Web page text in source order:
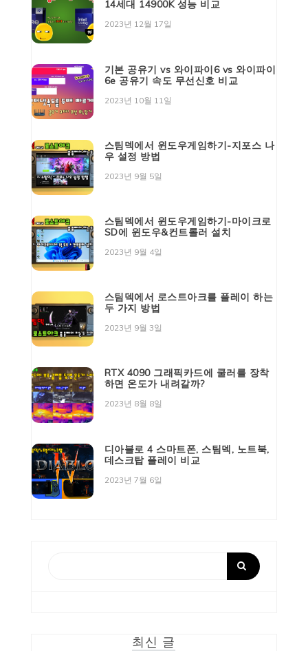
14세대 14900K 성능 비교
2023년 12월 17일
기본 공유기 vs 와이파이6 vs 와이파이
6e 공유기 속도 무선신호 비교
2023년 10월 11일
스팀덱에서 윈도우게임하기-지포스 나
우 설정 방법
2023년 9월 5일
스팀덱에서 윈도우게임하기-마이크로
SD에 윈도우&컨트롤러 설치
2023년 9월 4일
스팀덱에서 로스트아크를 플레이 하는
두 가지 방법
2023년 9월 3일
RTX 4090 그래픽카드에 쿨러를 장착
하면 온도가 내려갈까?
2023년 8월 8일
디아블로 4 스마트폰, 스팀덱, 노트북,
데스크탑 플레이 비교
2023년 7월 6일
최신 글